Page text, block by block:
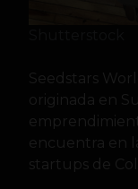
Seedstars
originada en
encuentra en
startups de